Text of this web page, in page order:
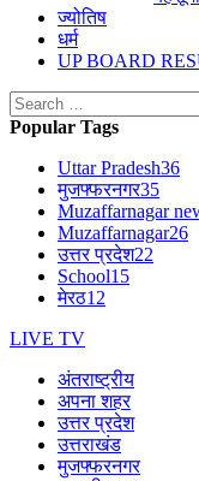
ज्योतिष
धर्म
UP BOARD
Search
for:
Popular Tags
Uttar Pradesh36
मुजफ्फरनगर35
Muzaffarnagar
Muzaffarnagar26
उत्तर प्रदेश22
School15
मेरठ12
LIVE TV
अंतराष्ट्रीय
अपना शहर
उत्तर प्रदेश
उत्तराखंड
मुजफ्फरनगर